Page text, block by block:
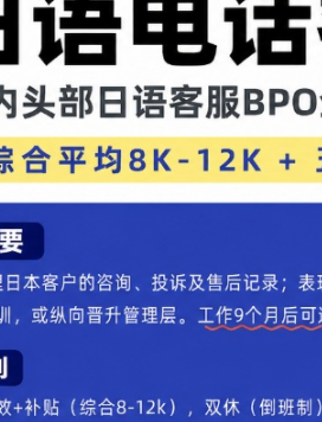
尤为显著，得益于电池容量增大
增至150公里，提升约1.6倍。
，采用水冷式电池并支持直流
则作为混动车，其全能性是最
电机功率的优化，实现了更平顺
田自主研发的新一代车载操作系
其他厂商推进采用的"Google
的自有系统，由于无需支付授
格飞涨、人力成本上升、先进驾